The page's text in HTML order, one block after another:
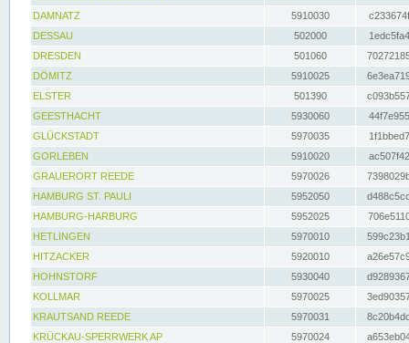
DAMNATZ
5910030
DESSAU
502000
DRESDEN
501060
DÖMITZ
5910025
ELSTER
501390
GEESTHACHT
5930060
GLÜCKSTADT
5970035
GORLEBEN
5910020
GRAUERORT REEDE
5970026
HAMBURG ST. PAULI
5952050
HAMBURG-HARBURG
5952025
HETLINGEN
5970010
HITZACKER
5920010
HOHNSTORF
5930040
KOLLMAR
5970025
KRAUTSAND REEDE
5970031
KRÜCKAU-SPERRWERK AP
5970024